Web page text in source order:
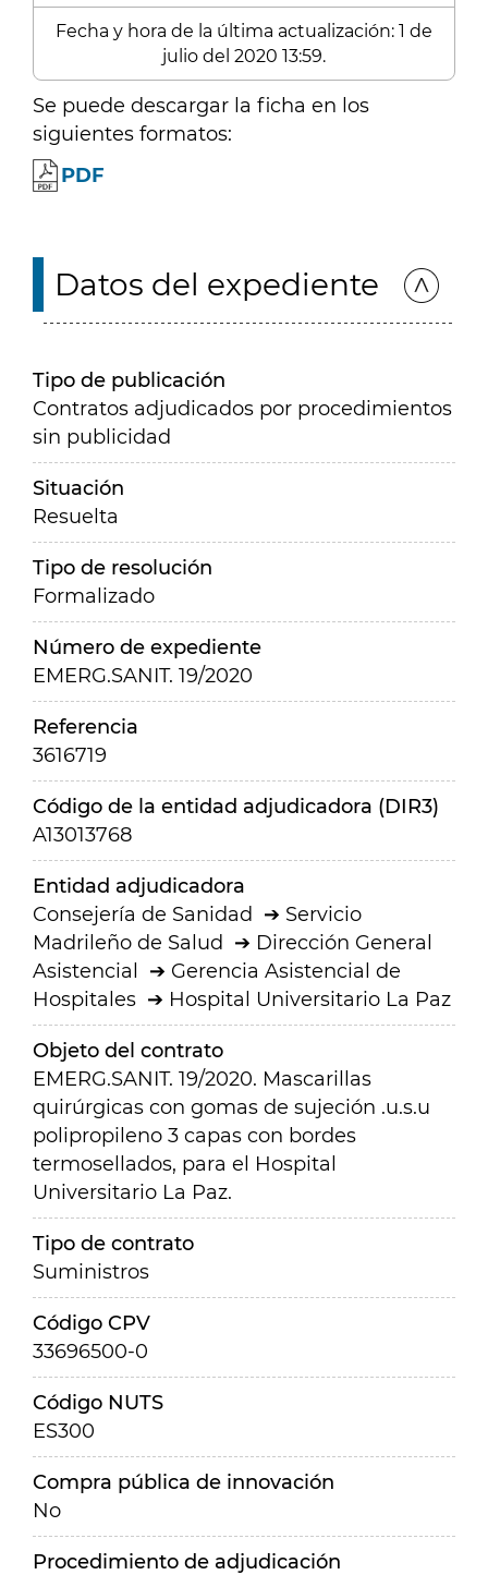
Fecha y hora de la última actualización: 1 de
julio del 2020 13:59.
Se puede descargar la ficha en los
siguientes formatos:
PDF
Datos del expediente
Tipo de publicación
Contratos adjudicados por procedimientos
sin publicidad
Situación
Resuelta
Tipo de resolución
Formalizado
Número de expediente
EMERG.SANIT. 19/2020
Referencia
3616719
Código de la entidad adjudicadora (DIR3)
A13013768
Entidad adjudicadora
Consejería de Sanidad
Servicio
Madrileño de Salud
Dirección General
Asistencial
Gerencia Asistencial de
Hospitales
Hospital Universitario La Paz
Objeto del contrato
EMERG.SANIT. 19/2020. Mascarillas
quirúrgicas con gomas de sujeción .u.s.u
polipropileno 3 capas con bordes
termosellados, para el Hospital
Universitario La Paz.
Tipo de contrato
Suministros
Código CPV
33696500-0
Código NUTS
ES300
Compra pública de innovación
No
Procedimiento de adjudicación